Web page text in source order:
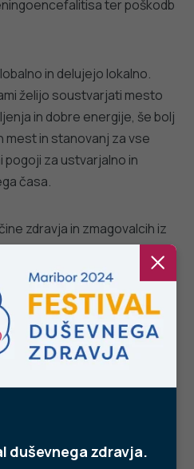
Faks: +386 1 2441 447
info@nijz.si
vprašanje? Zastavite nam
Twitter